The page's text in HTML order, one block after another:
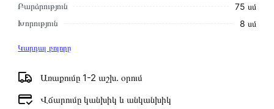
Բարձրություն
75 սմ
Խորություն
8 սմ
Կարդալ բոլորը
Առաքումը 1-2 աշխ․ օրում
Վճարումը կանխիկ և անկանխիկ